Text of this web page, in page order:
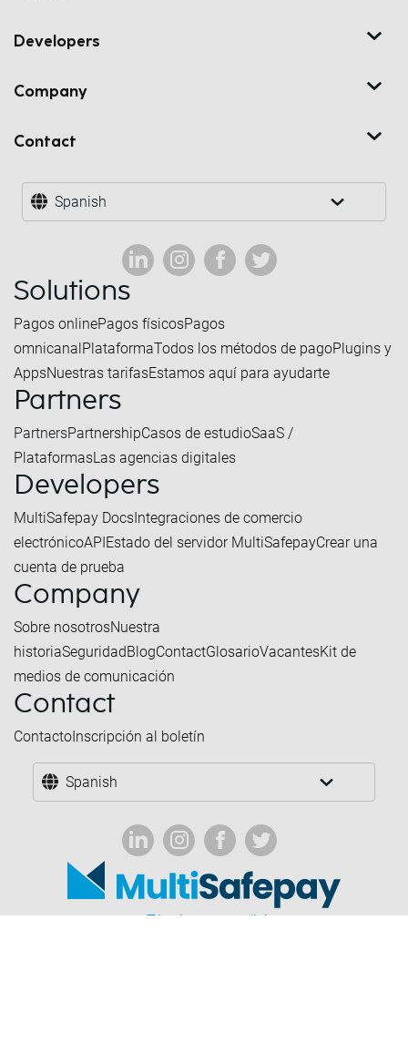
Developers
Company
Contact
Spanish
Solutions
Pagos onlinePagos físicosPagos
omnicanalPlataformaTodos los métodos de pagoPlugins y
AppsNuestras tarifasEstamos aquí para ayudarte
Partners
PartnersPartnershipCasos de estudioSaaS /
PlataformasLas agencias digitales
Developers
MultiSafepay DocsIntegraciones de comercio
electrónicoAPIEstado del servidor MultiSafepayCrear una
cuenta de prueba
Company
Sobre nosotrosNuestra
historiaSeguridadBlogContactGlosarioVacantesKit de
medios de comunicación
Contact
ContactoInscripción al boletín
Spanish
Términos y condiciones